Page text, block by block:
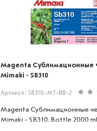
Magenta Сублимационные
Mimaki - SB310
Артикул: SB310-MT-BB-2
Magenta Сублимационные
Mimaki - SB310. Bottle 2000